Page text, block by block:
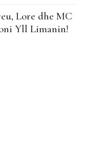
Lore dhe MC
Yll Limanin!